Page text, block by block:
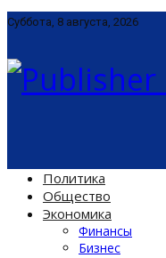
Суббота, 8 августа, 2026
Политика
Общество
Экономика
Финансы
Бизнес